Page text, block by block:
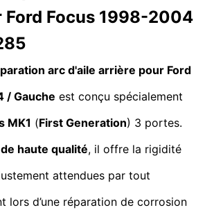
Ford Focus 1998-2004
arc d'aile arrière pour Ford
/ Gauche est conçu spécialement
MK1 (First Generation) 3 portes.
haute qualité, il offre la rigidité
attendues par tout
lors d’une réparation de corrosion